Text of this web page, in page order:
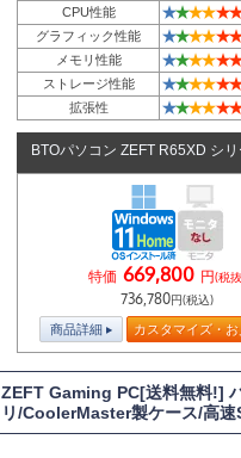
CPU性能
★★★★★★
グラフィック性能 ★★★★★★
メモリ性能 ★★★★★★
ストレージ性能 ★★★★★★
拡張性 ★★★★★★
BTOパソコン ZEFT R65XD シ
特価 669,800 円(税
736,780円(税込)
商品詳細 カスタマイズ・
ZEFT Gaming PC[送料無料!]
リ/CoolerMaster製ケース/高速